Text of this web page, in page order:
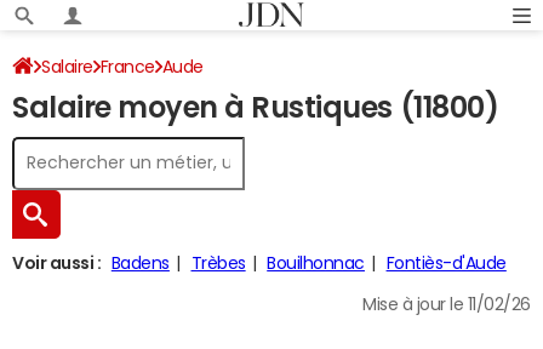
Salaire France Aude
Salaire moyen à Rustiques (11800)
Voir aussi : Badens Trèbes Bouilhonnac Fontiès-d'Aude
Mise à jour le 11/02/26